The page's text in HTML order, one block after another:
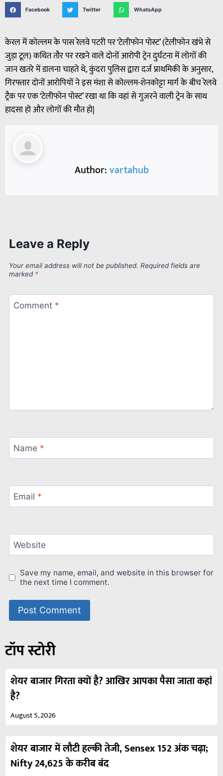
Facebook Twitter WhatsApp
केरल में कोल्लम के पास रेलवे पटरी पर ‘टेलीफोन पोस्ट’ (टेलीफोन खंभे से
जुड़ा टूल) कथित तौर पर रखने वाले दोनों आरोपी ट्रेन दुर्घटना में लोगों की
जान खतरे में डालना चाहते थे, कुंदरा पुलिस द्वारा दर्ज प्राथमिकी के अनुसार,
गिरफ्तार दोनों आरोपियों ने इस मंशा से कोल्लम-शेनकोट्टा मार्ग के बीच रेलवे
ट्रैक पर एक ‘टेलीफोन पोस्ट’ रखा था कि वहां से गुजरने वाली ट्रेन के साथ
हादसा हो और लोगों की मौत हो|
Author:vartahub
Leave a Reply
Your email address will not be published. Required fields are
marked *
Comment *
Name *
Email *
Website
Save my name, email, and website in this browser for
the next time I comment.
टॉप स्टोरी
शेयर बाजार गिरता क्यों है? आखिर आपका पैसा जाता कहां
है?
August 5, 2026
शेयर बाजार में लौटी हल्की तेजी, Sensex 152 अंक चढ़ा;
Nifty 24,625 के करीब बंद